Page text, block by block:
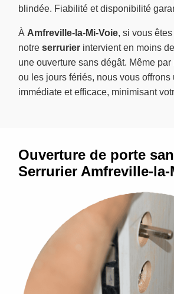
blindée. Fiabilité et disponibilité
À Amfreville-la-Mi-Voie, si vous
notre serrurier intervient en moins
une ouverture sans dégât. Même
ou les jours fériés, nous vous offrons
immédiate et efficace, minimisant
Ouverture de porte
Serrurier Amfreville-la-